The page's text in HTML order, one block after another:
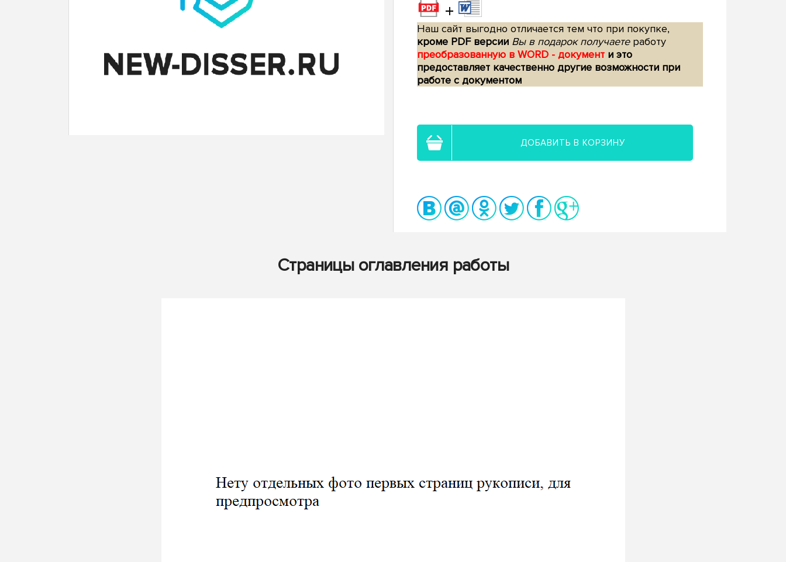
+
Наш сайт выгодно отличается тем что при покупке,
кроме PDF версии Вы в подарок получаетеработу
преобразованную в WORD - документ и это
предоставляет качественно другие возможности при
работе с документом
ДОБАВИТЬ В КОРЗИНУ
Страницы оглавления работы